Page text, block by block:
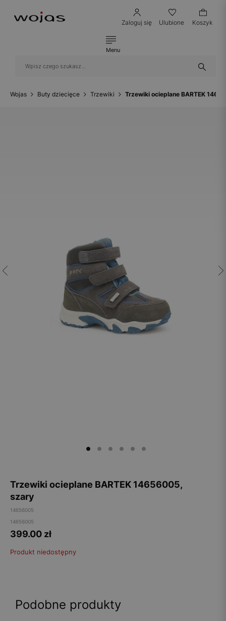
Zaloguj się Ulubione Koszyk
Menu
Wojas Buty dziecięce Trzewiki Trzewiki ocieplane BARTEK
Trzewiki ocieplane BARTEK 14656005,
szary
14656005
14656005
399.00 zł
Produkt niedostępny
Podobne produkty